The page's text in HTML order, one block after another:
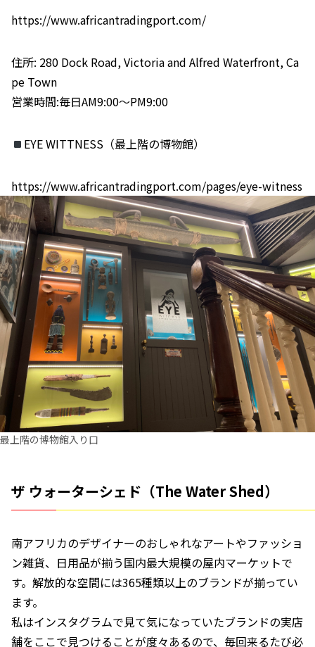
https://www.africantradingport.com/
住所: 280 Dock Road, Victoria and Alfred Waterfront, Ca
pe Town
営業時間:毎日AM9:00〜PM9:00
EYE WITTNESS（最上階の博物館）
https://www.africantradingport.com/pages/eye-witness
最上階の博物館入り口
ザ ウォーターシェド（The Water Shed）
南アフリカのデザイナーのおしゃれなアートやファッショ
ン雑貨、日用品が揃う国内最大規模の屋内マーケットで
す。解放的な空間には365種類以上のブランドが揃ってい
ます。
私はインスタグラムで見て気になっていたブランドの実店
舗をここで見つけることが度々あるので、毎回来るたび必